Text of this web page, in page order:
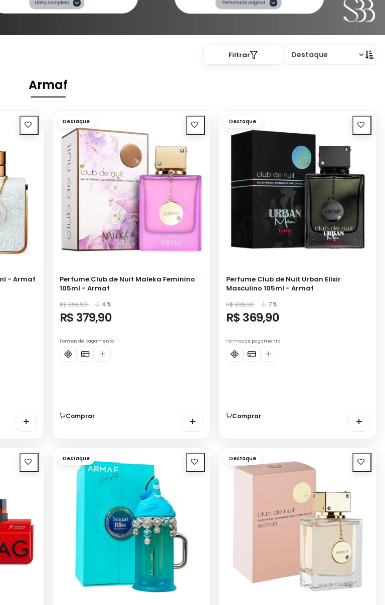
Filtrar
Armaf
- Armaf
+
Destaque
Perfume Club de Nuit Maleka Feminino
105ml - Armaf
R$ 398,90 4%
R$ 379,90
Formas de pagamento
Comprar +
Destaque
Perfume Club de Nuit Urban Elixir
Masculino 105ml - Armaf
R$ 398,90 7%
R$ 369,90
Formas de pagamento
Comprar +
Destaque Destaque